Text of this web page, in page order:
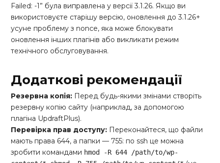
Failed: -1” була виправлена у версії 3.1.26. Якщо ви
використовуєте старішу версію, оновлення до 3.1.26+
усуне проблему з nonce, яка може блокувати
оновлення інших плагінів або викликати режим
технічного обслуговування.
Додаткові рекомендації
Резервна копія: Перед будь-якими змінами створіть
резервну копію сайту (наприклад, за допомогою
плагіна UpdraftPlus).
Перевірка прав доступу: Переконайтеся, що файли
мають права 644, а папки — 755: по ssh це можна
зробити командами hmod -R 644 /path/to/wp-